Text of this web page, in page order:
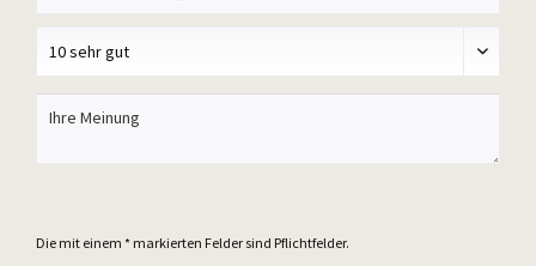
Die mit einem * markierten Felder sind Pflichtfelder.